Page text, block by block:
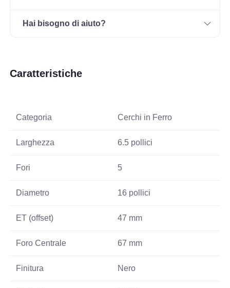
Hai bisogno di aiuto?
Caratteristiche
Categoria Cerchi in Ferro
Larghezza 6.5 pollici
Fori 5
Diametro 16 pollici
ET (offset) 47 mm
Foro Centrale 67 mm
Finitura Nero